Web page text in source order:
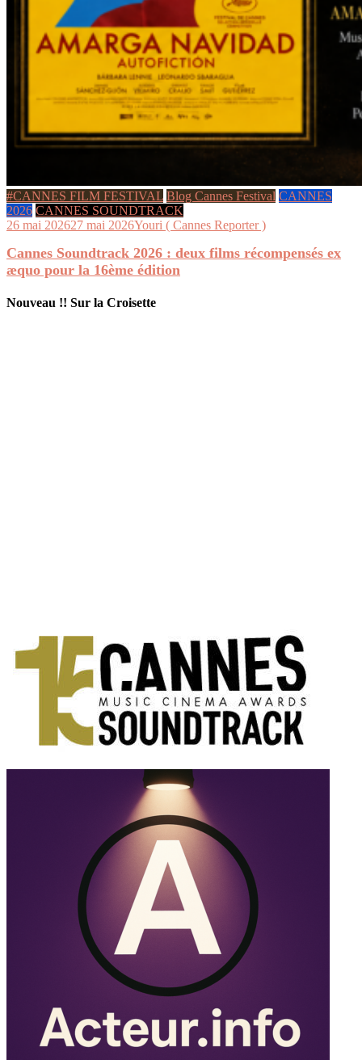
#CANNES FILM FESTIVAL Blog Cannes Festival CANNES
2026 CANNES SOUNDTRACK
26 mai 202627 mai 2026Youri ( Cannes Reporter )
Cannes Soundtrack 2026 : deux films récompensés ex
æquo pour la 16ème édition
Nouveau !! Sur la Croisette